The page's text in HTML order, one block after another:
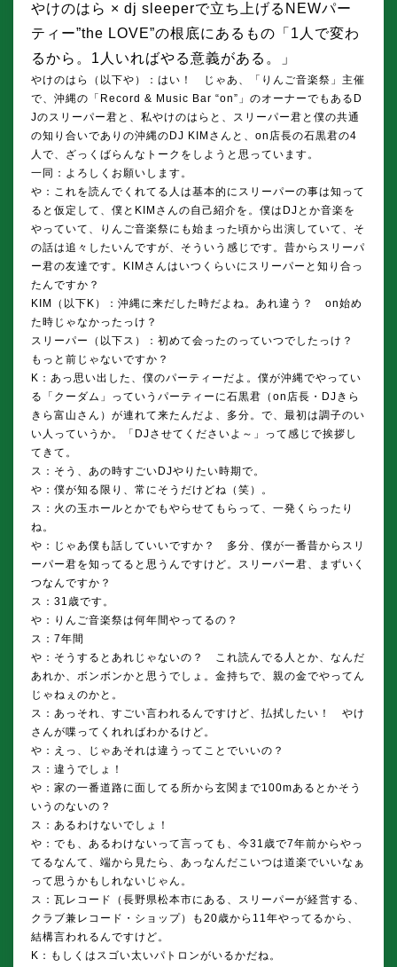
やけのはら × dj sleeperで立ち上げるNEWパー
ティー”the LOVE”の根底にあるもの「1人で変わ
るから。1人いればやる意義がある。」
やけのはら（以下や）：はい！ じゃあ、「りんご音楽祭」主催
で、沖縄の「Record & Music Bar “on”」のオーナーでもあるD
Jのスリーパー君と、私やけのはらと、スリーパー君と僕の共通
の知り合いでありの沖縄のDJ KIMさんと、on店長の石黒君の4
人で、ざっくばらんなトークをしようと思っています。
一同：よろしくお願いします。
や：これを読んでくれてる人は基本的にスリーパーの事は知って
ると仮定して、僕とKIMさんの自己紹介を。僕はDJとか音楽を
やっていて、りんご音楽祭にも始まった頃から出演していて、そ
の話は追々したいんですが、そういう感じです。昔からスリーパ
ー君の友達です。KIMさんはいつくらいにスリーパーと知り合っ
たんですか？
KIM（以下K）：沖縄に来だした時だよね。あれ違う？ on始め
た時じゃなかったっけ？
スリーパー（以下ス）：初めて会ったのっていつでしたっけ？
もっと前じゃないですか？
K：あっ思い出した、僕のパーティーだよ。僕が沖縄でやってい
る「クーダム」っていうパーティーに石黒君（on店長・DJきら
きら富山さん）が連れて来たんだよ、多分。で、最初は調子のい
い人っていうか。「DJさせてくださいよ～」って感じで挨拶し
てきて。
ス：そう、あの時すごいDJやりたい時期で。
や：僕が知る限り、常にそうだけどね（笑）。
ス：火の玉ホールとかでもやらせてもらって、一発くらったり
ね。
や：じゃあ僕も話していいですか？ 多分、僕が一番昔からスリ
ーパー君を知ってると思うんですけど。スリーパー君、まずいく
つなんですか？
ス：31歳です。
や：りんご音楽祭は何年間やってるの？
ス：7年間
や：そうするとあれじゃないの？ これ読んでる人とか、なんだ
あれか、ボンボンかと思うでしょ。金持ちで、親の金でやってん
じゃねぇのかと。
ス：あっそれ、すごい言われるんですけど、払拭したい！ やけ
さんが喋ってくれればわかるけど。
や：えっ、じゃあそれは違うってことでいいの？
ス：違うでしょ！
や：家の一番道路に面してる所から玄関まで100mあるとかそう
いうのないの？
ス：あるわけないでしょ！
や：でも、あるわけないって言っても、今31歳で7年前からやっ
てるなんて、端から見たら、あっなんだこいつは道楽でいいなぁ
って思うかもしれないじゃん。
ス：瓦レコード（長野県松本市にある、スリーパーが経営する、
クラブ兼レコード・ショップ）も20歳から11年やってるから、
結構言われるんですけど。
K：もしくはスゴい太いパトロンがいるかだね。